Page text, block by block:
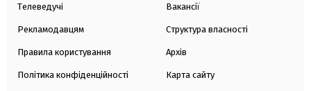
Телеведучі
Рекламодавцям
Правила користування
Політика конфіденційності
Вакансії
Структура власності
Архів
Карта сайту